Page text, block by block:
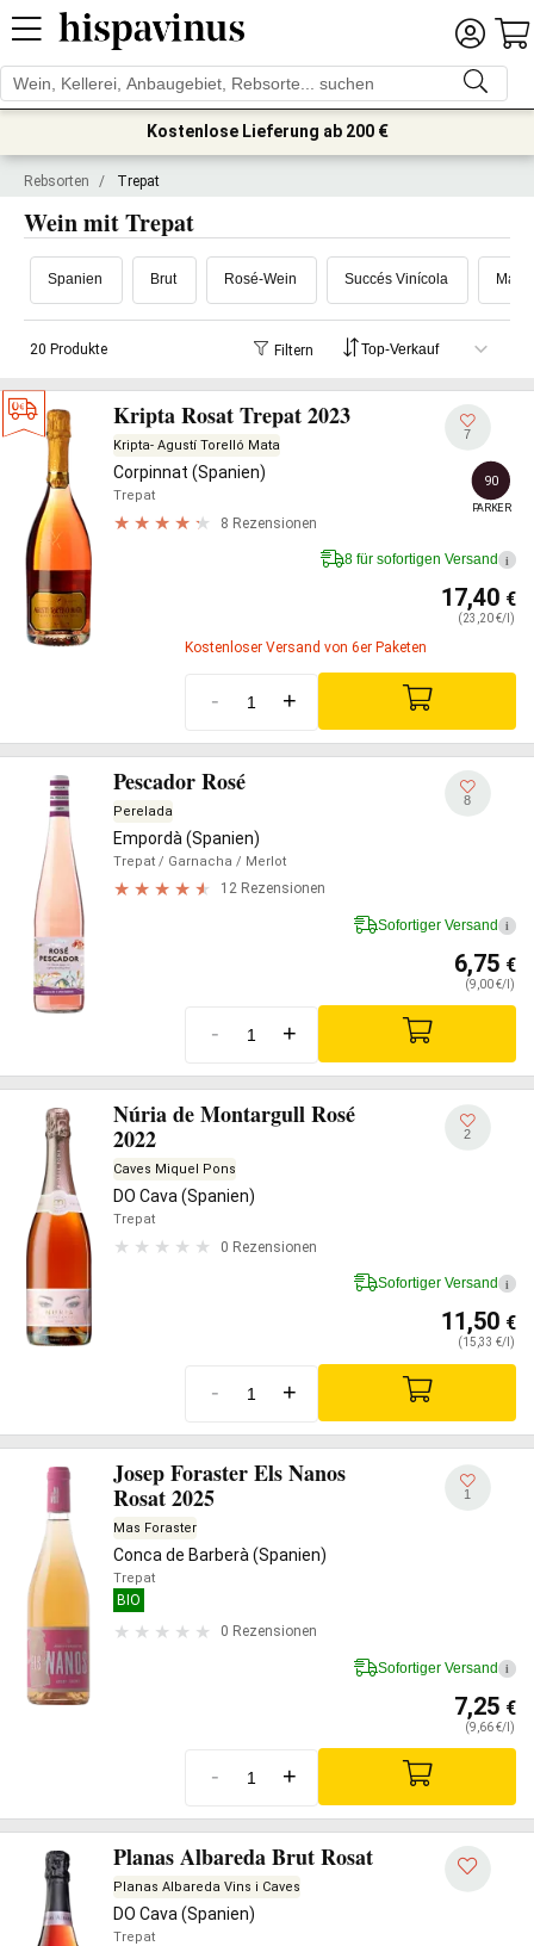
Kostenlose Lieferung ab 200 €
Rebsorten / Trepat
Wein mit Trepat
Spanien Brut Rosé-Wein Succés Vinícola Mas
20 Produkte Filtern
Kripta Rosat Trepat 2023
Kripta- Agustí Torelló Mata
Corpinnat (Spanien)
Trepat
8 Rezensionen
7
90
PARKER
8 für sofortigen Versand i
17,40 €
(23,20 €/l)
Kostenloser Versand von 6er Paketen
- +
Pescador Rosé
Perelada
Empordà (Spanien)
Trepat / Garnacha / Merlot
12 Rezensionen
8
Sofortiger Versand i
6,75 €
(9,00 €/l)
- +
Núria de Montargull Rosé
2022
Caves Miquel Pons
DO Cava (Spanien)
Trepat
0 Rezensionen
2
Sofortiger Versand i
11,50 €
(15,33 €/l)
- +
Josep Foraster Els Nanos
Rosat 2025
Mas Foraster
Conca de Barberà (Spanien)
Trepat
BIO
0 Rezensionen
1
Sofortiger Versand i
7,25 €
(9,66 €/l)
- +
Planas Albareda Brut Rosat
Planas Albareda Vins i Caves
DO Cava (Spanien)
Trepat